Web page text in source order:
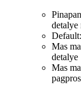
detalye
Mas
detalye
Mas